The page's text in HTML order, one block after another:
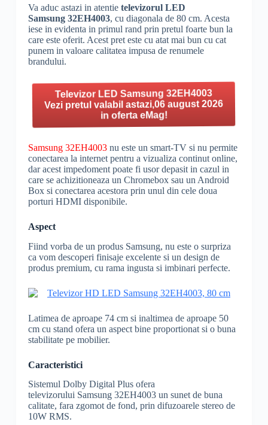
Va aduc astazi in atentie televizorul LED
Samsung 32EH4003, cu diagonala de 80 cm. Acesta
iese in evidenta in primul rand prin pretul foarte bun la
care este oferit. Acest pret este cu atat mai bun cu cat
punem in valoare calitatea impusa de renumele
brandului.
Televizor LED Samsung 32EH4003
Vezi pretul valabil astazi,06 august 2026
in oferta eMag!
Samsung 32EH4003nu este un smart-TV si nu permite
conectarea la internet pentru a vizualiza continut online,
dar acest impedoment poate fi usor depasit in cazul in
care se achizitioneaza un Chromebox sau un Android
Box si conectarea acestora prin unul din cele doua
porturi HDMI disponibile.
Aspect
Fiind vorba de un produs Samsung, nu este o surpriza
ca vom descoperi finisaje excelente si un design de
produs premium, cu rama ingusta si imbinari perfecte.
Latimea de aproape 74 cm si inaltimea de aproape 50
cm cu stand ofera un aspect bine proportionat si o buna
stabilitate pe mobilier.
Caracteristici
Sistemul Dolby Digital Plus ofera
televizorului Samsung 32EH4003 un sunet de buna
calitate, fara zgomot de fond, prin difuzoarele stereo de
10W RMS.